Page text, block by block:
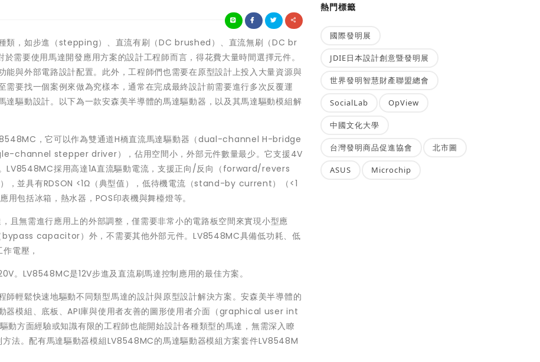
類，如步進（stepping）、直流有刷（DC brushed）、直流無刷（DC br
需要使用馬達開發應用方案的設計工程師而言，得花費大量時間選擇元件。
能與外部電路設計配置。此外，工程師們也需要在原型設計上投入大量資源與
要找一個案例來做為究樣本，通常在完成最終設計前需要進行多次反覆運
達驅動設計。以下為一款安森美半導體的馬達驅動器，以及其馬達驅動模組解
，它可以作為雙通道H橋直流馬達驅動器（dual-channel H-bridge
channel stepper driver），佔用空間小，外部元件數量最少。它支援4V
LV8548MC採用高達1A直流驅動電流，支援正向/反向（forward/revers
並具有RDSON <1Ω（典型值），低待機電流（stand-by current）（<1
包括冰箱，熱水器，POS印表機與舞檯燈等。
且無需進行應用上的外部調整，僅需要非常小的電路板空間來實現小型應
bypass capacitor）外，不需要其他外部元件。LV8548MC具備低功耗、低
電壓，
。LV8548MC是12V步進及直流刷馬達控制應用的最佳方案。
輕鬆快速地驅動不同類型馬達的設計與原型設計解決方案。安森美半導體的
器模組、底板、API庫與使用者友善的圖形使用者介面（graphical user int
方面經驗或知識有限的工程師也能開始設計各種類型的馬達，無需深入瞭
法。配有馬達驅動器模組LV8548MC的馬達驅動器模組方案套件LV8548M
熱門標籤
國際發明展
JDIE日本設計創意暨發明展
世界發明智慧財產聯盟總會
SocialLab OpView
中國文化大學
台灣發明商品促進協會 北市圖
ASUS Microchip